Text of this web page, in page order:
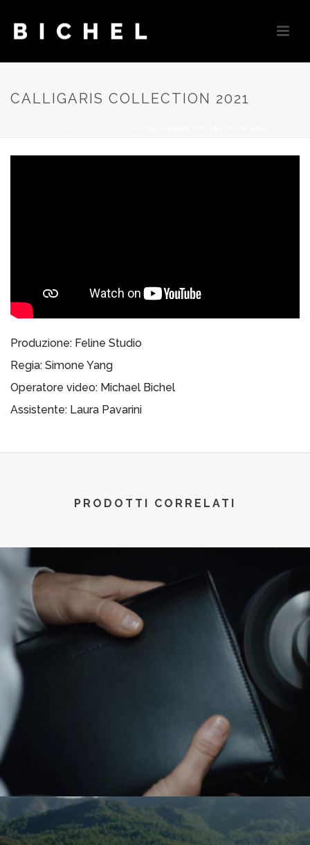
CALLIGARIS COLLECTION 2021
Produzione: Feline Studio
Regia: Simone Yang
Operatore video: Michael Bichel
Assistente: Laura Pavarini
PRODOTTI CORRELATI